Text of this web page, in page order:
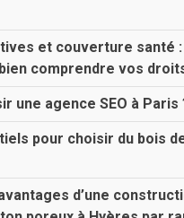
et couverture santé :
comprendre vos
une agence SEO à Paris
pour choisir du bois
d’une